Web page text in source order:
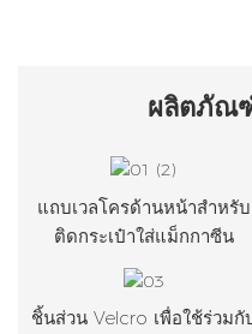
ผลิตภัณ
แถบเวลโครด้านหน้าสำหรับ
ติดกระเป๋าใส่แม็กกาซีน
ชิ้นส่วน Velcro เพื่อใช้ร่วมกั